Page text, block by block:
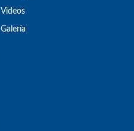
Videos
​Galería